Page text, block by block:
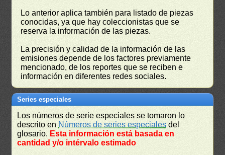
Lo anterior aplica también para listado de piezas
conocidas, ya que hay coleccionistas que se
reserva la información de las piezas.
La precisión y calidad de la información de las
emisiones depende de los factores previamente
mencionado, de los reportes que se reciben e
información en diferentes redes sociales.
Series especiales
Los números de serie especiales se tomaron lo
descrito en Números de series especiales del
glosario. Esta información está basada en
cantidad y/o intérvalo estimado